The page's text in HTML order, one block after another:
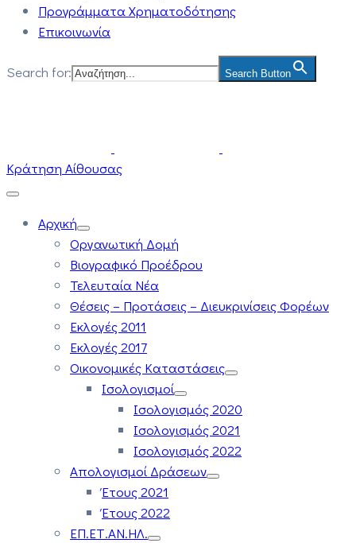
Προγράμματα Χρηματοδότησης
Επικοινωνία
Search for: Search Button
Κράτηση Αίθουσας
Αρχική
Οργανωτική Δομή
Βιογραφικό Προέδρου
Τελευταία Νέα
Θέσεις – Προτάσεις – Διευκρινίσεις Φορέων
Εκλογές 2011
Εκλογές 2017
Οικονομικές Καταστάσεις
Ισολογισμοί
Ισολογισμός 2020
Ισολογισμός 2021
Ισολογισμός 2022
Απολογισμοί Δράσεων
Έτους 2021
Έτους 2022
ΕΠ.ΕΤ.ΑΝ.ΗΛ.